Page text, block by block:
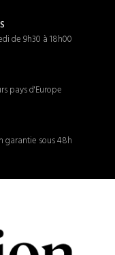
de 9h30 à 18h00
pays d'Europe
garantie sous 48h